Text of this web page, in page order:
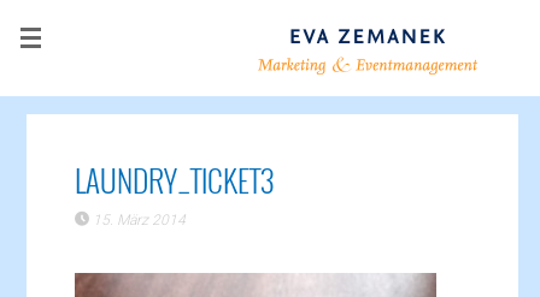
LAUNDRY_TICKET3
15. März 2014